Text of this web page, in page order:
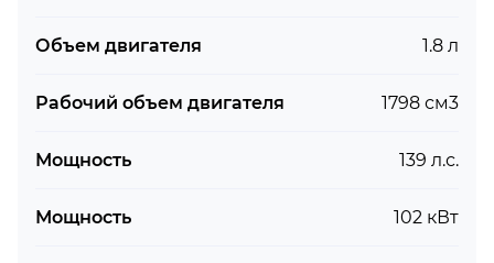
Объем двигателя 1.8 л
Рабочий объем двигателя 1798 см3
Мощность 139 л.с.
Мощность 102 кВт